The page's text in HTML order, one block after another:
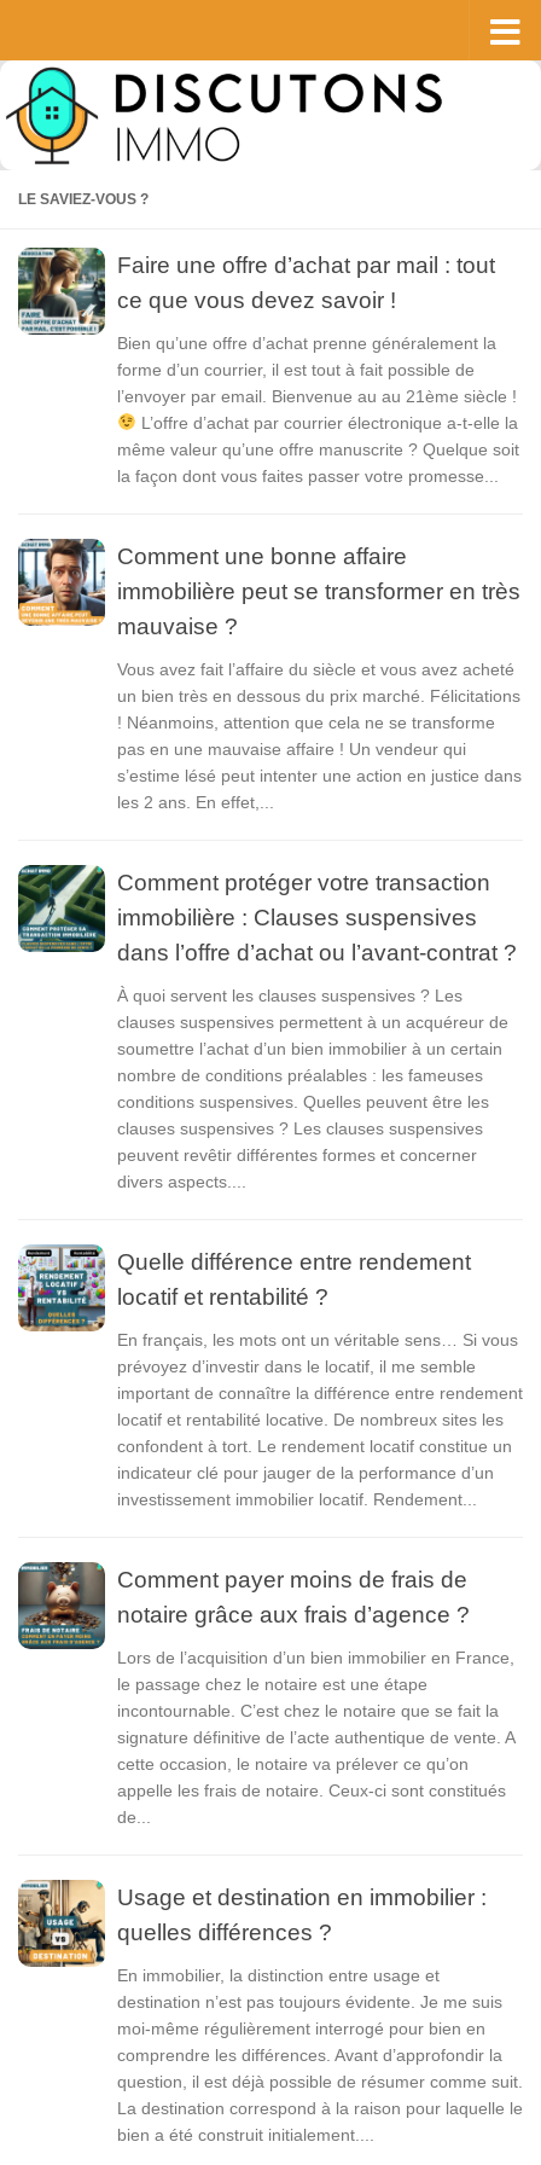
LE SAVIEZ-VOUS ?
Faire une offre d’achat par mail : tout
ce que vous devez savoir !
Bien qu’une offre d’achat prenne généralement la
forme d’un courrier, il est tout à fait possible de
l’envoyer par email. Bienvenue au au 21ème siècle !
L’offre d’achat par courrier électronique a-t-elle la
même valeur qu’une offre manuscrite ? Quelque soit
la façon dont vous faites passer votre promesse...
Comment une bonne affaire
immobilière peut se transformer en très
mauvaise ?
Vous avez fait l’affaire du siècle et vous avez acheté
un bien très en dessous du prix marché. Félicitations
! Néanmoins, attention que cela ne se transforme
pas en une mauvaise affaire ! Un vendeur qui
s’estime lésé peut intenter une action en justice dans
les 2 ans. En effet,...
Comment protéger votre transaction
immobilière : Clauses suspensives
dans l’offre d’achat ou l’avant-contrat ?
À quoi servent les clauses suspensives ? Les
clauses suspensives permettent à un acquéreur de
soumettre l’achat d’un bien immobilier à un certain
nombre de conditions préalables : les fameuses
conditions suspensives. Quelles peuvent être les
clauses suspensives ? Les clauses suspensives
peuvent revêtir différentes formes et concerner
divers aspects....
Quelle différence entre rendement
locatif et rentabilité ?
En français, les mots ont un véritable sens… Si vous
prévoyez d’investir dans le locatif, il me semble
important de connaître la différence entre rendement
locatif et rentabilité locative. De nombreux sites les
confondent à tort. Le rendement locatif constitue un
indicateur clé pour jauger de la performance d’un
investissement immobilier locatif. Rendement...
Comment payer moins de frais de
notaire grâce aux frais d’agence ?
Lors de l’acquisition d’un bien immobilier en France,
le passage chez le notaire est une étape
incontournable. C’est chez le notaire que se fait la
signature définitive de l’acte authentique de vente. A
cette occasion, le notaire va prélever ce qu’on
appelle les frais de notaire. Ceux-ci sont constitués
de...
Usage et destination en immobilier :
quelles différences ?
En immobilier, la distinction entre usage et
destination n’est pas toujours évidente. Je me suis
moi-même régulièrement interrogé pour bien en
comprendre les différences. Avant d’approfondir la
question, il est déjà possible de résumer comme suit.
La destination correspond à la raison pour laquelle le
bien a été construit initialement....